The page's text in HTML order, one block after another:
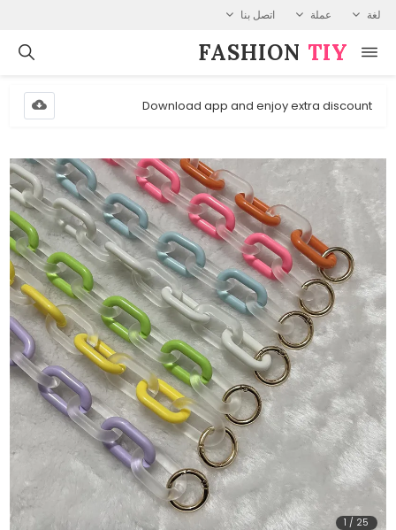
لغة عملة اتصل بنا
FASHION⁠ TIY
Download app and enjoy extra discount
1 / 25